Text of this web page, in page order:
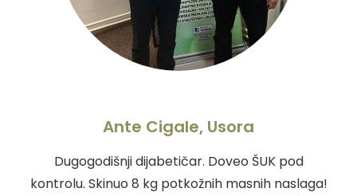
Ante Cigale, Usora
Dugogodišnji dijabetičar. Doveo ŠUK pod
kontrolu. Skinuo 8 kg potkožnih masnih naslaga!